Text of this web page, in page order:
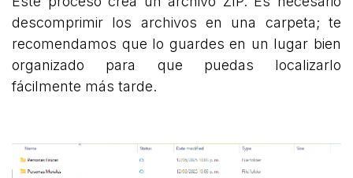
descomprimir los archivos en una carpeta; te
recomendamos que lo guardes en un lugar bien
organizado para que puedas localizarlo
fácilmente más tarde.